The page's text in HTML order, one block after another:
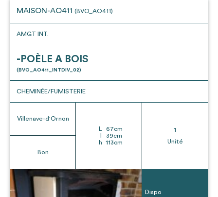
MAISON-AO411 (BVO_AO411)
AMGT INT.
-POÈLE A BOIS
(BVO_AO411_INTDIV_02)
CHEMINÉE/FUMISTERIE
Villenave-d'Ornon
Bon
L 67cm
39cm
h
113cm
1
Unité
Dispo